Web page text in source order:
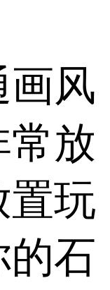
画风
放
置玩
的石